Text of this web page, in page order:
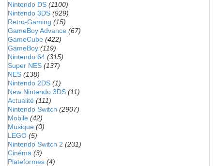
Nintendo DS (1100)
Nintendo 3DS (929)
Retro-Gaming (15)
GameBoy Advance (67)
GameCube (422)
GameBoy (119)
Nintendo 64 (315)
Super NES (137)
NES (138)
Nintendo 2DS (1)
New Nintendo 3DS (11)
Actualité (111)
Nintendo Switch (2907)
Mobile (42)
Musique (0)
LEGO (5)
Nintendo Switch 2 (231)
Cinéma (3)
Plateformes (4)